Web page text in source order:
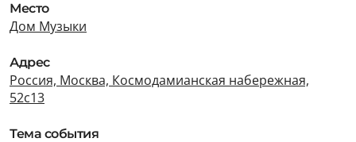
Место
Дом Музыки
Адрес
Россия, Москва, Космодамианская набережная,
52с13
Тема события